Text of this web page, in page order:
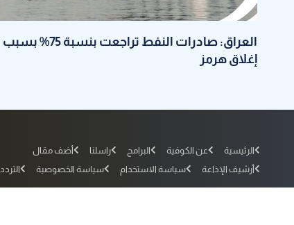
العراق: صادرات النفط تراجعت بنسبة 75% بسبب
إغلاق هرمز
الرئيسية عن الكوفية البرامج راسلنا
أضف مقال
أرشيف الإذاعة
سياسة الاستخدام سياسة الخصوصية التردد